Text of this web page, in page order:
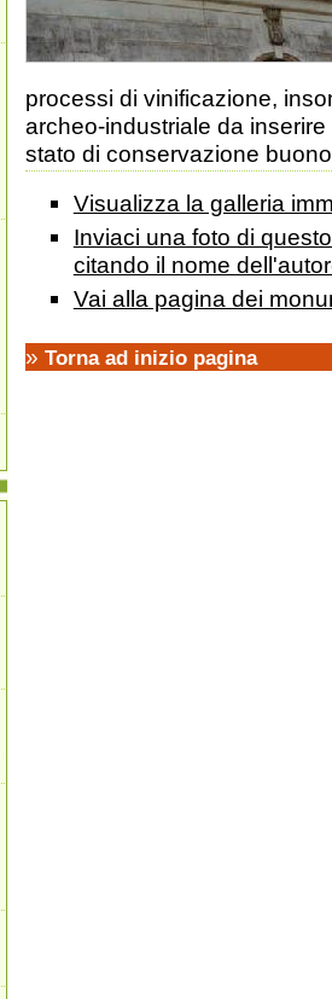
processi di vinificazione,
archeo-industriale da
stato di conservazione
Visualizza la galleria
Inviaci una foto di
citando il nome
Vai alla pagina dei
» Torna ad inizio pagina